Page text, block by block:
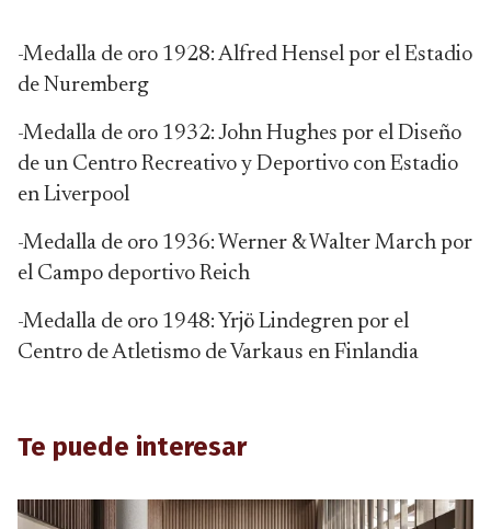
-Medalla de oro 1928: Alfred Hensel por el Estadio
de Nuremberg
-Medalla de oro 1932: John Hughes por el Diseño
de un Centro Recreativo y Deportivo con Estadio
en Liverpool
-Medalla de oro 1936: Werner & Walter March por
el Campo deportivo Reich
-Medalla de oro 1948: Yrjö Lindegren por el
Centro de Atletismo de Varkaus en Finlandia
Te puede interesar